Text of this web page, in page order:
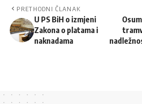
PRETHODNI ČLANAK
U PS BiH o izmjeni
Zakona o platama i
naknadama